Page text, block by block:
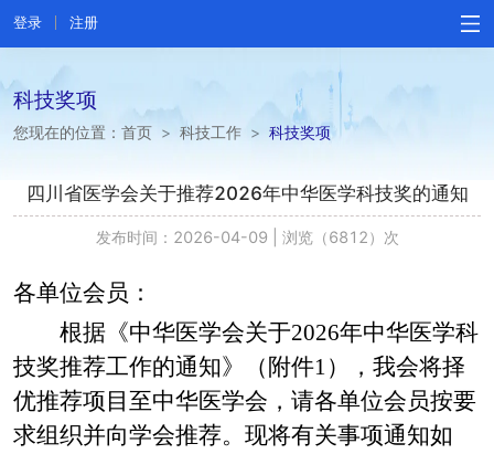
登录 注册
科技奖项
您现在的位置： 首页 > 科技工作 > 科技奖项
四川省医学会关于推荐2026年中华医学科技奖的通知
发布时间：2026-04-09 浏览（6812）次
各单位会员：
根据《中华医学会关于2026年中华医学科
技奖推荐工作的通知》（附件1） ， 我会将择
优推荐项目至中华医学会 ， 请各单位会员按要
求组织并向学会推荐。现将有关事项通知如